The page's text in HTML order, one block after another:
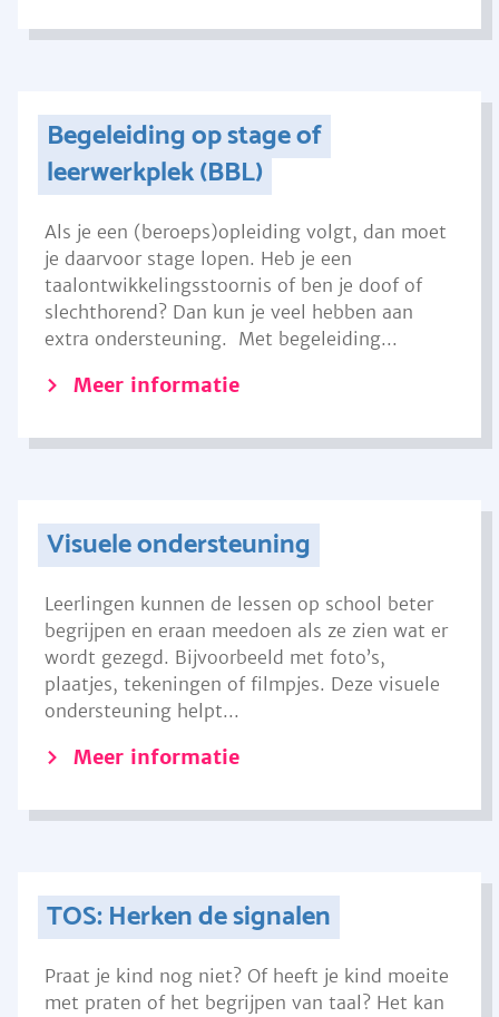
Begeleiding op stage of
leerwerkplek (BBL)
Als je een (beroeps)opleiding volgt, dan moet
je daarvoor stage lopen. Heb je een
taalontwikkelingsstoornis of ben je doof of
slechthorend? Dan kun je veel hebben aan
extra ondersteuning. Met begeleiding...
Meer informatie
Visuele ondersteuning
Leerlingen kunnen de lessen op school beter
begrijpen en eraan meedoen als ze zien wat er
wordt gezegd. Bijvoorbeeld met foto’s,
plaatjes, tekeningen of filmpjes. Deze visuele
ondersteuning helpt...
Meer informatie
TOS: Herken de signalen
Praat je kind nog niet? Of heeft je kind moeite
met praten of het begrijpen van taal? Het kan